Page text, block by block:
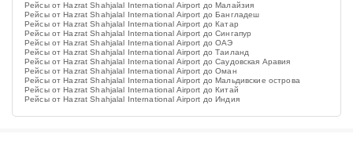
Рейсы от Hazrat Shahjalal International Airport до Малайзия
Рейсы от Hazrat Shahjalal International Airport до Бангладеш
Рейсы от Hazrat Shahjalal International Airport до Катар
Рейсы от Hazrat Shahjalal International Airport до Сингапур
Рейсы от Hazrat Shahjalal International Airport до ОАЭ
Рейсы от Hazrat Shahjalal International Airport до Таиланд
Рейсы от Hazrat Shahjalal International Airport до Саудовская Аравия
Рейсы от Hazrat Shahjalal International Airport до Оман
Рейсы от Hazrat Shahjalal International Airport до Мальдивские острова
Рейсы от Hazrat Shahjalal International Airport до Китай
Рейсы от Hazrat Shahjalal International Airport до Индия